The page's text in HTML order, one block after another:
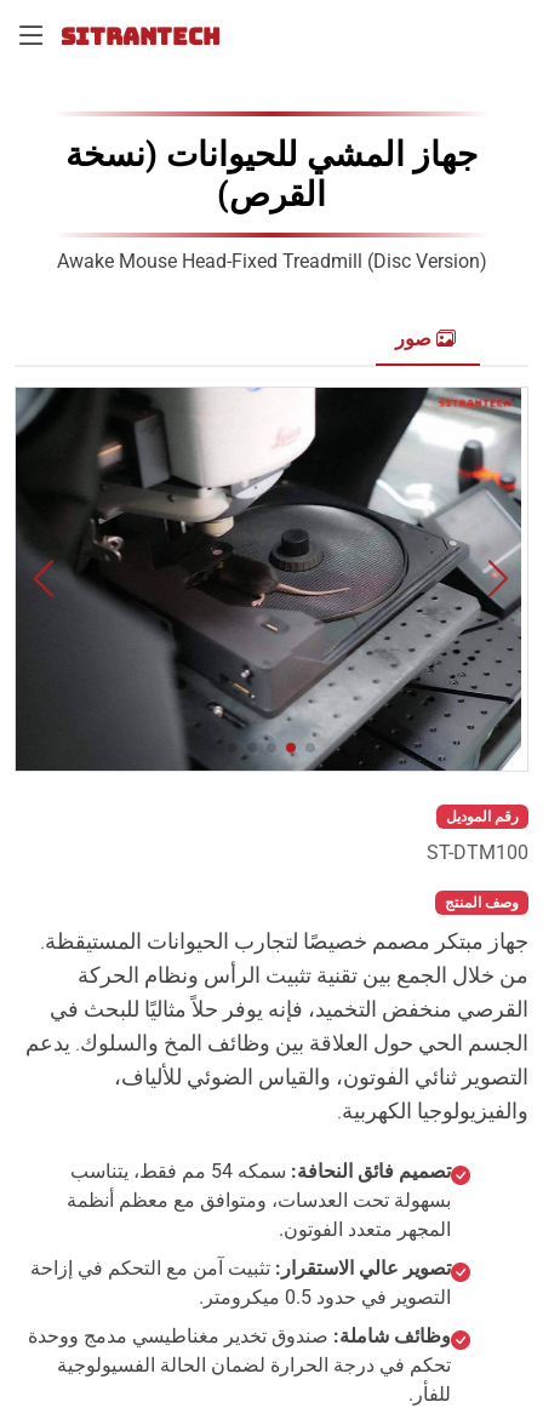
SITRANTECH
جهاز المشي للحيوانات (نسخة
القرص)
Awake Mouse Head-Fixed Treadmill (Disc Version)
صور
رقم الموديل
ST-DTM100
وصف المنتج
جهاز مبتكر مصمم خصيصًا لتجارب الحيوانات المستيقظة.
من خلال الجمع بين تقنية تثبيت الرأس ونظام الحركة
القرصي منخفض التخميد، فإنه يوفر حلاً مثاليًا للبحث في
الجسم الحي حول العلاقة بين وظائف المخ والسلوك. يدعم
التصوير ثنائي الفوتون، والقياس الضوئي للألياف،
والفيزيولوجيا الكهربية.
تصميم فائق النحافة:
سمكه 54 مم فقط، يتناسب
بسهولة تحت العدسات، ومتوافق مع معظم أنظمة
المجهر متعدد الفوتون.
تصوير عالي الاستقرار:تثبيت آمن مع التحكم في إزاحة
التصوير في حدود 0.5 ميكرومتر.
وظائف شاملة:صندوق تخدير مغناطيسي مدمج ووحدة
تحكم في درجة الحرارة لضمان الحالة الفسيولوجية
للفأر.